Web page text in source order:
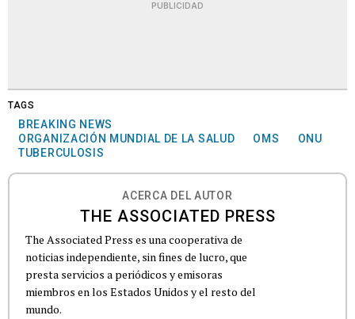
PUBLICIDAD
TAGS
BREAKING NEWS
ORGANIZACIÓN MUNDIAL DE LA SALUD
OMS
ONU
TUBERCULOSIS
ACERCA DEL AUTOR
THE ASSOCIATED PRESS
The Associated Press es una cooperativa de
noticias independiente, sin fines de lucro, que
presta servicios a periódicos y emisoras
miembros en los Estados Unidos y el resto del
mundo.